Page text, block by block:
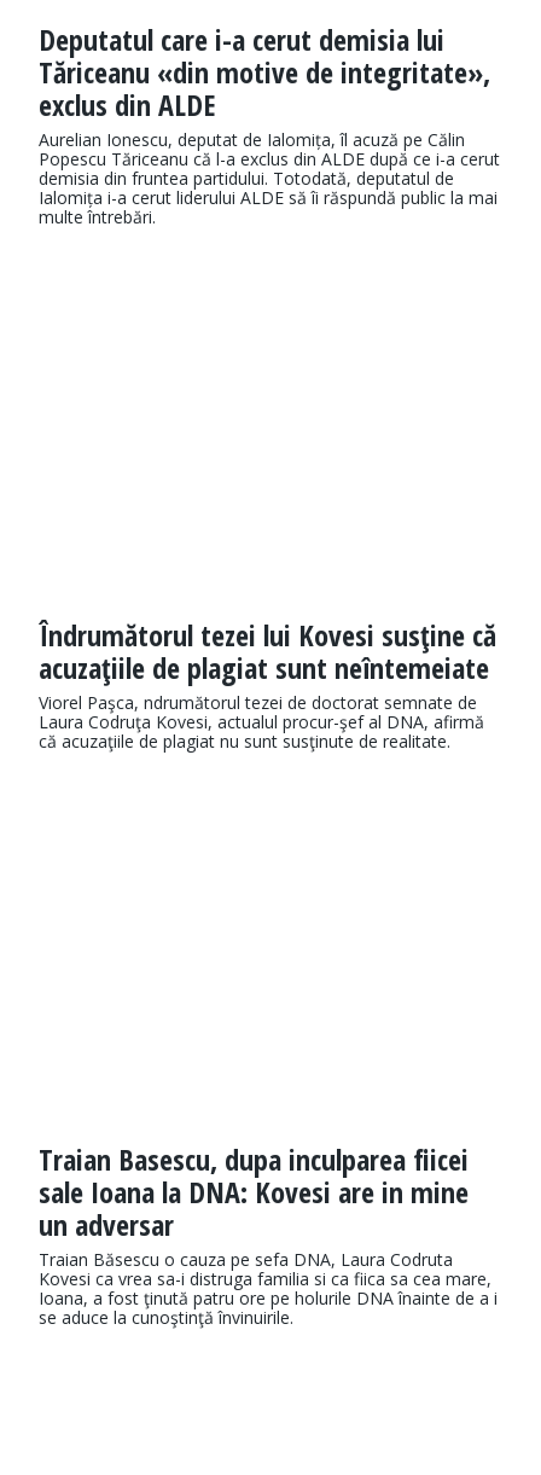
Deputatul care i-a cerut demisia lui
Tăriceanu «din motive de integritate»,
exclus din ALDE
Aurelian Ionescu, deputat de Ialomița, îl acuză pe Călin
Popescu Tăriceanu că l-a exclus din ALDE după ce i-a cerut
demisia din fruntea partidului. Totodată, deputatul de
Ialomița i-a cerut liderului ALDE să îi răspundă public la mai
multe întrebări.
Îndrumătorul tezei lui Kovesi susţine că
acuzaţiile de plagiat sunt neîntemeiate
Viorel Paşca, ndrumătorul tezei de doctorat semnate de
Laura Codruţa Kovesi, actualul procur-şef al DNA, afirmă
că acuzaţiile de plagiat nu sunt susţinute de realitate.
Traian Basescu, dupa inculparea fiicei
sale Ioana la DNA: Kovesi are in mine
un adversar
Traian Băsescu o cauza pe sefa DNA, Laura Codruta
Kovesi ca vrea sa-i distruga familia si ca fiica sa cea mare,
Ioana, a fost ţinută patru ore pe holurile DNA înainte de a i
se aduce la cunoştinţă învinuirile.